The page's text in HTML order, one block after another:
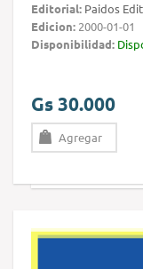
Editorial: Paidos
Edicion: 2000-01-01
Disponibilidad:
Gs 30.000
Agregar